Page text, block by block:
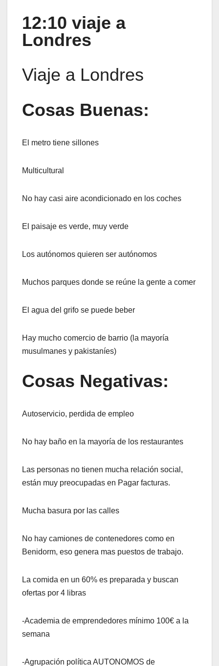
12:10 viaje a
Londres
Viaje a Londres
Cosas Buenas:
El metro tiene sillones
Multicultural
No hay casi aire acondicionado en los coches
El paisaje es verde, muy verde
Los autónomos quieren ser autónomos
Muchos parques donde se reúne la gente a comer
El agua del grifo se puede beber
Hay mucho comercio de barrio (la mayoría
musulmanes y pakistaníes)
Cosas Negativas:
Autoservicio, perdida de empleo
No hay baño en la mayoría de los restaurantes
Las personas no tienen mucha relación social,
están muy preocupadas en Pagar facturas.
Mucha basura por las calles
No hay camiones de contenedores como en
Benidorm, eso genera mas puestos de trabajo.
La comida en un 60% es preparada y buscan
ofertas por 4 libras
-Academia de emprendedores mínimo 100€ a la
semana
-Agrupación política AUTONOMOS de